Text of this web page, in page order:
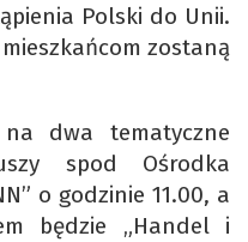
Polski do Unii.
zostaną
dwa tematyczne
spod Ośrodka
o godzinie 11.00, a
będzie „Handel i